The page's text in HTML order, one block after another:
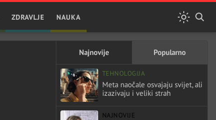
ZDRAVLJE NAUKA
Najnovije Popularno
TEHNOLOGIJA
Meta naočale osvajaju svijet, ali
izazivaju i veliki strah
NAJNOVIJE